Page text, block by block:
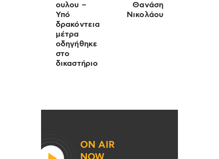
ουλου –
Υπό
δρακόντεια
μέτρα
οδηγήθηκε
στο
δικαστήριο
Θανάση
Νικολάου
ON AIR
NOW